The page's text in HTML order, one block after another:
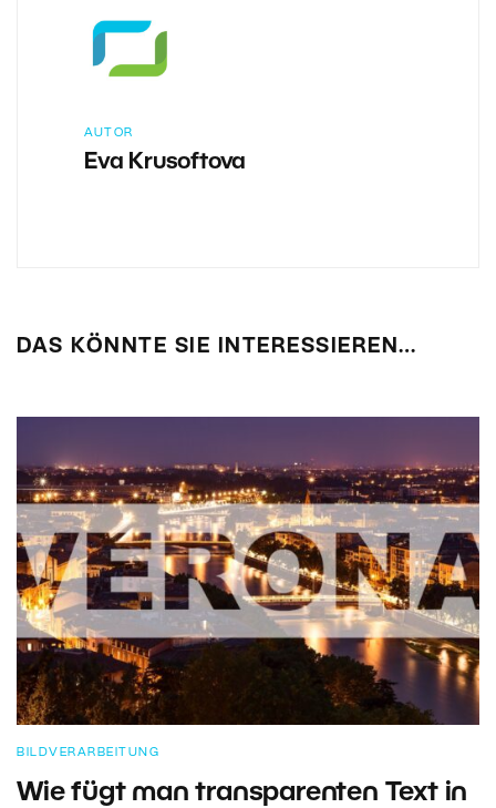
AUTOR
Eva Krusoftova
DAS KÖNNTE SIE INTERESSIEREN…
BILDVERARBEITUNG
Wie fügt man transparenten Text in